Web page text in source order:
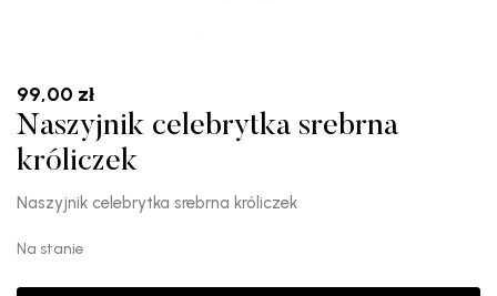
99,00 zł
Naszyjnik celebrytka srebrna
króliczek
Naszyjnik celebrytka srebrna króliczek
Na stanie